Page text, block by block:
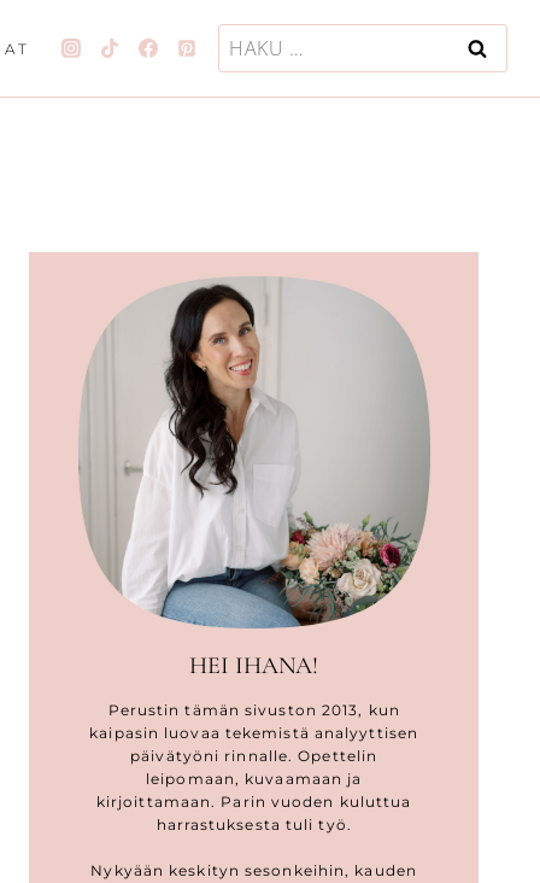
Haku:
HEI IHANA!
Perustin tämän sivuston 2013, kun
kaipasin luovaa tekemistä analyyttisen
päivätyöni rinnalle. Opettelin
leipomaan, kuvaamaan ja
kirjoittamaan. Parin vuoden kuluttua
harrastuksesta tuli työ.
Nykyään keskityn sesonkeihin, kauden